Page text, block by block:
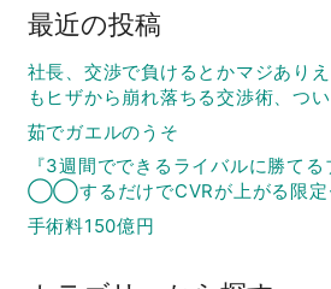
最近の投稿
社長、交渉で負けるとかマジあり
もヒザから崩れ落ちる交渉術、つ
茹でガエルのうそ
『3週間でできるライバルに勝て
◯◯するだけでCVRが上がる限定
手術料150億円